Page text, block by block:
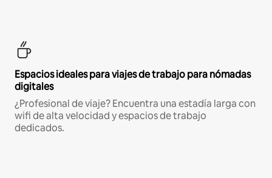
Espacios ideales para viajes de trabajo para nómadas
digitales
¿Profesional de viaje? Encuentra una estadía larga con
wifi de alta velocidad y espacios de trabajo
dedicados.